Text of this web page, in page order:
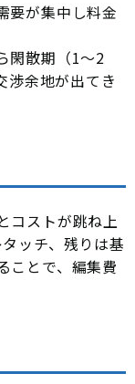
要が集中し料金
閑散期（1〜2
渉余地が出てき
コストが跳ね上
ッチ、残りは基
ことで、編集費